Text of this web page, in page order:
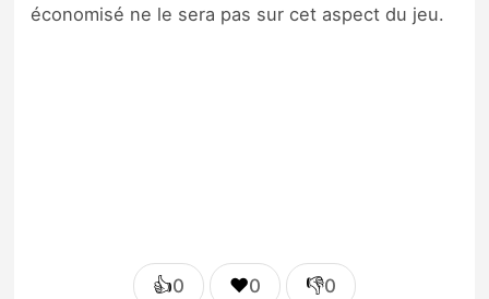
économisé ne le sera pas sur cet aspect du jeu.
👍0 ❤️0 👎0